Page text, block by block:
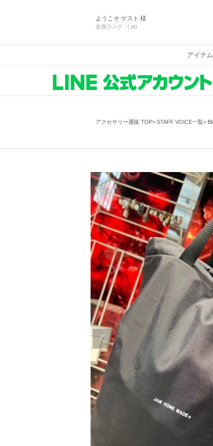
ようこそ ゲスト 様
会員ランク : ( pt)
アイテム
アクセサリー通販 TOP STAFF VOICE一覧